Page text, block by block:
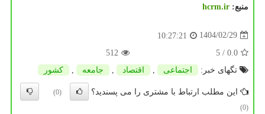
منبع: hcrm.ir
1404/02/29
10:27:21
0.0
/ 5
512
تگهای خبر:
اجتماعی , اقتصاد , جامعه , كشور
این مطلب ارتباط با مشتری را می پسندید؟
(0)
(0)